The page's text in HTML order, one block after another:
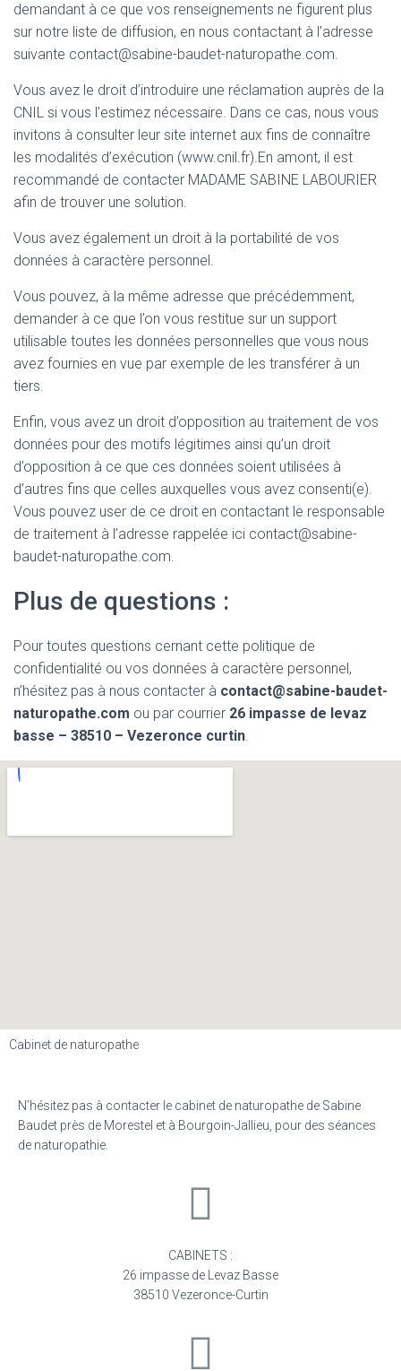
demandant à ce que vos renseignements ne figurent plus
sur notre liste de diffusion, en nous contactant à l’adresse
suivante contact@sabine-baudet-naturopathe.com.
Vous avez le droit d’introduire une réclamation auprès de la
CNIL si vous l’estimez nécessaire. Dans ce cas, nous vous
invitons à consulter leur site internet aux fins de connaître
les modalités d’exécution (www.cnil.fr).En amont, il est
recommandé de contacter MADAME SABINE LABOURIER
afin de trouver une solution.
Vous avez également un droit à la portabilité de vos
données à caractère personnel.
Vous pouvez, à la même adresse que précédemment,
demander à ce que l’on vous restitue sur un support
utilisable toutes les données personnelles que vous nous
avez fournies en vue par exemple de les transférer à un
tiers.
Enfin, vous avez un droit d’opposition au traitement de vos
données pour des motifs légitimes ainsi qu’un droit
d’opposition à ce que ces données soient utilisées à
d’autres fins que celles auxquelles vous avez consenti(e).
Vous pouvez user de ce droit en contactant le responsable
de traitement à l’adresse rappelée ici contact@sabine-
baudet-naturopathe.com.
Plus de questions :
Pour toutes questions cernant cette politique de
confidentialité ou vos données à caractère personnel,
n’hésitez pas à nous contacter à contact@sabine-baudet-
naturopathe.com ou par courrier 26 impasse de levaz
basse – 38510 – Vezeronce curtin.
Cabinet de naturopathe
N’hésitez pas à contacter le cabinet de naturopathe de Sabine
Baudet près de Morestel et à Bourgoin-Jallieu, pour des séances
de naturopathie.
CABINETS :
26 impasse de Levaz Basse
38510 Vezeronce-Curtin